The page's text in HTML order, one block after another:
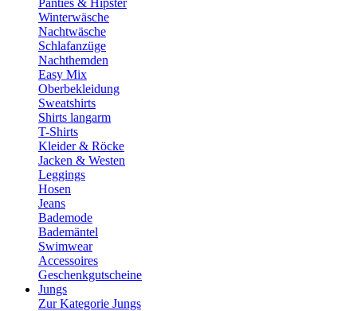
Panties & Hipster
Winterwäsche
Nachtwäsche
Schlafanzüge
Nachthemden
Easy Mix
Oberbekleidung
Sweatshirts
Shirts langarm
T-Shirts
Kleider & Röcke
Jacken & Westen
Leggings
Hosen
Jeans
Bademode
Bademäntel
Swimwear
Accessoires
Geschenkgutscheine
Jungs
Zur Kategorie Jungs